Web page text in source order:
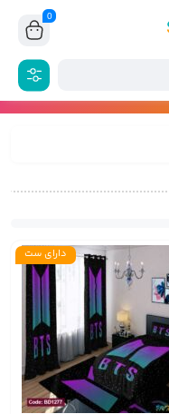
0
دارای ست